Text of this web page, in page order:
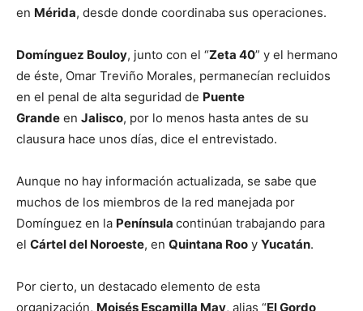
en Mérida, desde donde coordinaba sus operaciones.
Domínguez Bouloy, junto con el “Zeta 40” y el hermano
de éste, Omar Treviño Morales, permanecían recluidos
en el penal de alta seguridad de Puente
Grande en Jalisco, por lo menos hasta antes de su
clausura hace unos días, dice el entrevistado.
Aunque no hay información actualizada, se sabe que
muchos de los miembros de la red manejada por
Domínguez en la Península continúan trabajando para
el Cártel del Noroeste, en Quintana Roo y Yucatán.
Por cierto, un destacado elemento de esta
organización, Moisés Escamilla May, alias “El Gordo